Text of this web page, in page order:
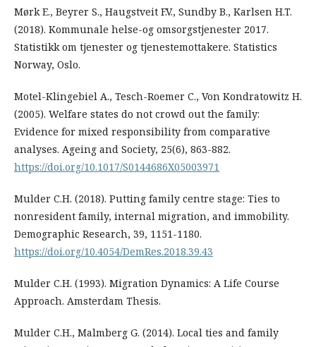
Mørk E., Beyrer S., Haugstveit F.V., Sundby B., Karlsen H.T.
(2018). Kommunale helse-og omsorgstjenester 2017.
Statistikk om tjenester og tjenestemottakere. Statistics
Norway, Oslo.
Motel-Klingebiel A., Tesch-Roemer C., Von Kondratowitz H.
(2005). Welfare states do not crowd out the family:
Evidence for mixed responsibility from comparative
analyses. Ageing and Society, 25(6), 863-882.
https://doi.org/10.1017/S0144686X05003971
Mulder C.H. (2018). Putting family centre stage: Ties to
nonresident family, internal migration, and immobility.
Demographic Research, 39, 1151-1180.
https://doi.org/10.4054/DemRes.2018.39.43
Mulder C.H. (1993). Migration Dynamics: A Life Course
Approach. Amsterdam Thesis.
Mulder C.H., Malmberg G. (2014). Local ties and family